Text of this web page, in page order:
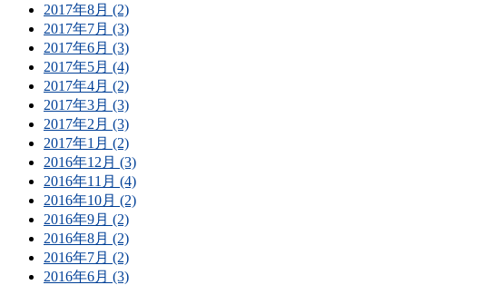
2017年8月 (2)
2017年7月 (3)
2017年6月 (3)
2017年5月 (4)
2017年4月 (2)
2017年3月 (3)
2017年2月 (3)
2017年1月 (2)
2016年12月 (3)
2016年11月 (4)
2016年10月 (2)
2016年9月 (2)
2016年8月 (2)
2016年7月 (2)
2016年6月 (3)